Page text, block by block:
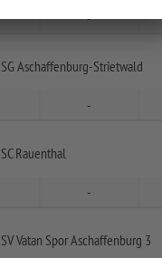
-
SG Aschaffenburg-Strietwald
-
SC Rauenthal
-
SV Vatan Spor Aschaffenburg 3